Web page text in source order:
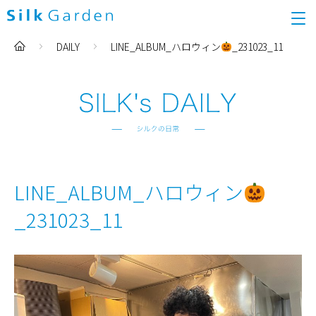
DAILY LINE_ALBUM_ハロウィン _231023_11
LINE_ALBUM_ハロウィン
_231023_11